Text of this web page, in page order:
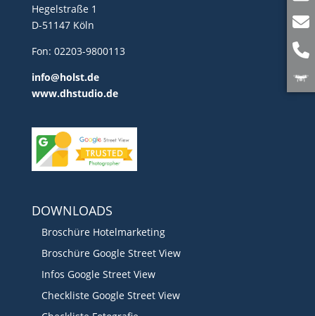
Hegelstraße 1
D-51147 Köln
Fon: 02203-9800113
info@holst.de
www.dhstudio.de
DOWNLOADS
Broschüre Hotelmarketing
Broschüre Google Street View
Infos Google Street View
Checkliste Google Street View